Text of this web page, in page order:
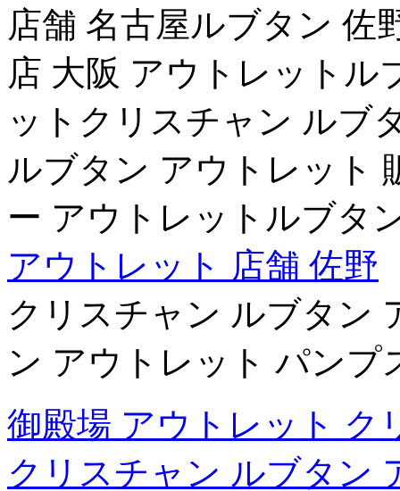
店舗 名古屋ルブタン 佐
店 大阪 アウトレットル
ットクリスチャン ルブ
ルブタン アウトレット
ー アウトレットルブタ
アウトレット 店舗 佐野
クリスチャン ルブタン
ン アウトレット パンプ
御殿場 アウトレット ク
クリスチャン ルブタン